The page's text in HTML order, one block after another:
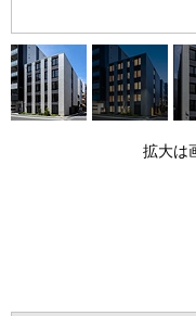
拡大は